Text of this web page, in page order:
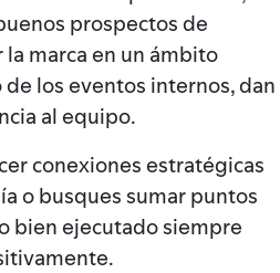
prospectos de
la marca en un ámbito
de los eventos internos, dan
al equipo.
conexiones estratégicas
o busques sumar puntos
bien ejecutado siempre